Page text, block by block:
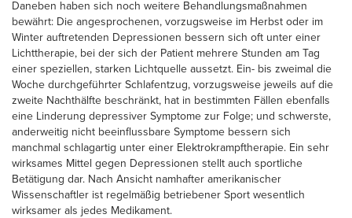
Daneben haben sich noch weitere Behandlungsmaßnahmen
bewährt: Die angesprochenen, vorzugsweise im Herbst oder im
Winter auftretenden Depressionen bessern sich oft unter einer
Lichttherapie, bei der sich der Patient mehrere Stunden am Tag
einer speziellen, starken Lichtquelle aussetzt. Ein- bis zweimal die
Woche durchgeführter Schlafentzug, vorzugsweise jeweils auf die
zweite Nachthälfte beschränkt, hat in bestimmten Fällen ebenfalls
eine Linderung depressiver Symptome zur Folge; und schwerste,
anderweitig nicht beeinflussbare Symptome bessern sich
manchmal schlagartig unter einer Elektrokrampftherapie. Ein sehr
wirksames Mittel gegen Depressionen stellt auch sportliche
Betätigung dar. Nach Ansicht namhafter amerikanischer
Wissenschaftler ist regelmäßig betriebener Sport wesentlich
wirksamer als jedes Medikament.